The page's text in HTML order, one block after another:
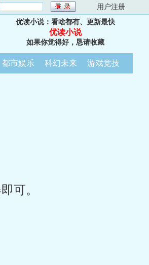
用户注册
优读小说：看啥都有、更新最快
优读小说
如果你觉得好，恳请收藏
都市娱乐 科幻未来 游戏竞技
可。